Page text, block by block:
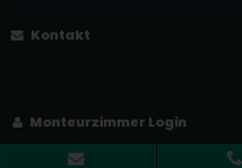
Kontakt
Monteurzimmer Login